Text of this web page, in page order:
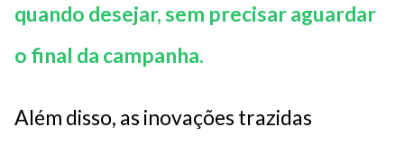
quando desejar, sem precisar aguardar
o final da campanha.
Além disso, as inovações trazidas